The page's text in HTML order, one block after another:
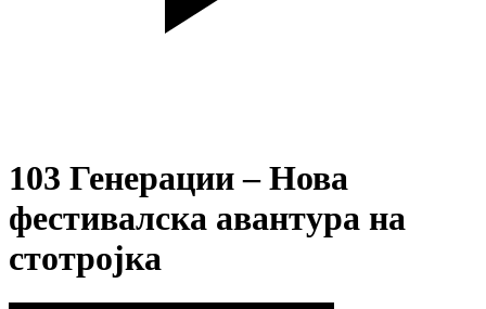
103 Генерации – Нова
фестивалска авантура на
стотројка